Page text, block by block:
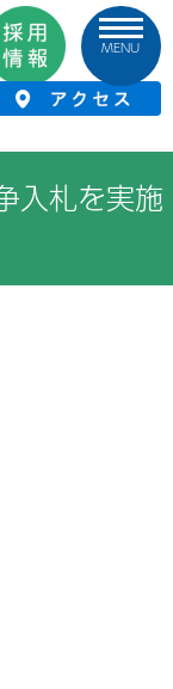
MENU
競争入札を実施します
入札を実施